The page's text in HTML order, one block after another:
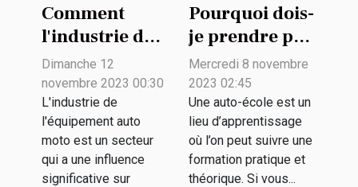
Comment
l'industrie de
l'équipement
auto moto
contribue à
l'économie
Dimanche 12
novembre 2023 00:30
L'industrie de
l'équipement auto
moto est un secteur
qui a une influence
significative sur
Pourquoi dois-
je prendre par
une auto-
école ?
Mercredi 8 novembre
2023 02:45
Une auto-école est un
lieu d’apprentissage
où l’on peut suivre une
formation pratique et
théorique. Si vous...